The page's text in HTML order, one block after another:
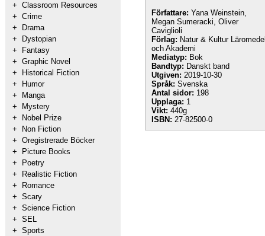
+ Classroom Resources
+ Crime
+
Drama
+
Dystopian
+
Fantasy
+ Graphic Novel
+
Historical Fiction
+
Humor
+
Manga
+
Mystery
+
Nobel Prize
+
Non Fiction
+ Oregistrerade Böcker
+
Picture Books
+
Poetry
+
Realistic Fiction
+
Romance
+ Scary
+ Science Fiction
+ SEL
+ Sports
Författare: Yana Weinstein,
Megan Sumeracki, Oliver
Caviglioli
Förlag: Natur & Kultur
och Akademi
Mediatyp: Bok
Bandtyp: Danskt band
Utgiven: 2019-10-30
Språk: Svenska
Antal sidor: 198
Upplaga: 1
Vikt: 440g
ISBN: 27-82500-0